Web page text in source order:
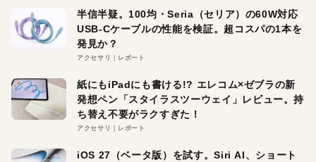
半信半疑。100均・Seria（セリア）の60W対応
USB-Cケーブルの性能を検証。超コスパの1本を
発見か？
アクセサリ レポート
紙にもiPadにも書ける!? エレコム×ゼブラの新
発想ペン「スタイラスツーウェイ」レビュー。持
ち替え不要がラクすぎた！
アクセサリ レポート
iOS 27（ベータ版）を試す。Siri AI、ショート